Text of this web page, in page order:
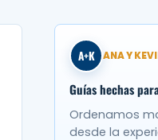
A+K ANA Y
Guías hechas
Ordenamos
desde la